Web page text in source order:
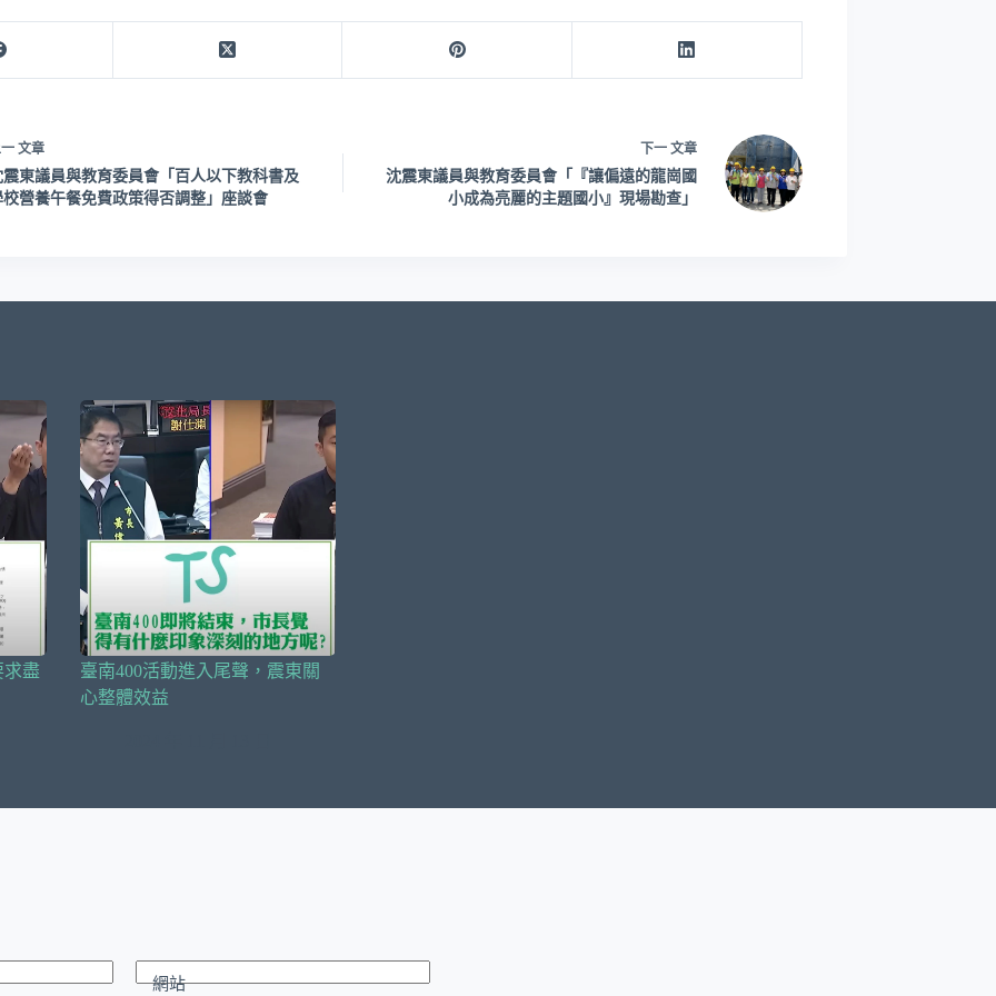
一文章
震東議員與教育委員會「百人以下教科書及
校營養午餐免費政策得否調整」座談會
下一 文章
沈震東議員與教育委員會「『讓偏遠的龍崗國
小成為亮麗的主題國小』現場勘查」
盡
臺南400活動進入尾聲，震東關
心整體效益
網站